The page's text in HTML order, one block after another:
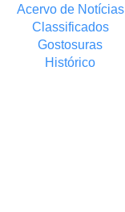
Acervo de Notícias
Classificados
Gostosuras
Histórico